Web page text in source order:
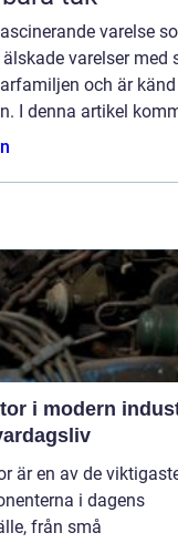
varelse
varelser
och är
I denna artikel
i modern
är en av de
i dagens
från små